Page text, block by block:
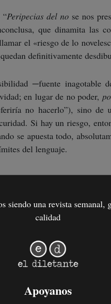
“Peripecias del no se nos
que dinamita las
el «riesgo de lo
definitivamente
─fuente inagotable
en lugar de no poder,
no hacerlo”), sino de
Si hay un riesgo,
se apuesta todo,
del lenguaje.
siendo una revista semanal,
calidad
Apoyanos